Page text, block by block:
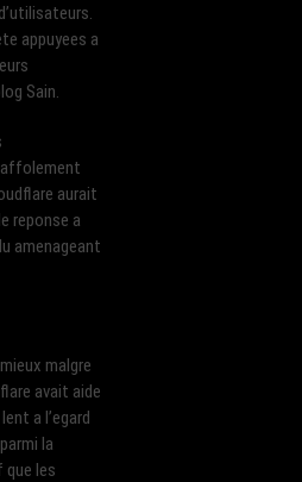
appuyees a
Sain.
affolement
aurait
reponse a
amenageant
malgre
avait aide
a l’egard
la
que les